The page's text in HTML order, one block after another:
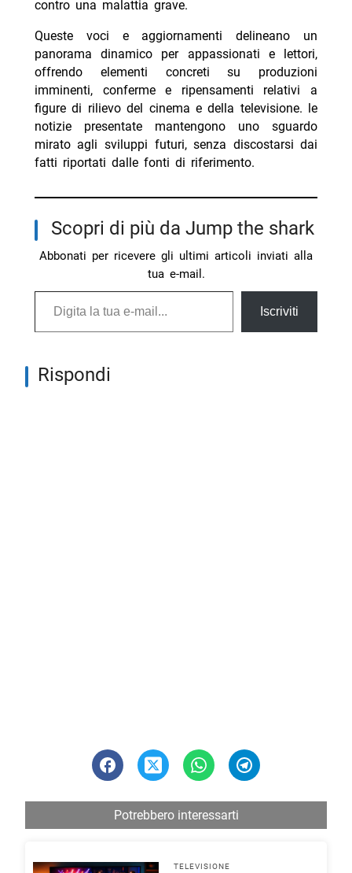
contro una malattia grave.
Queste voci e aggiornamenti delineano un
panorama dinamico per appassionati e lettori,
offrendo elementi concreti su produzioni
imminenti, conferme e ripensamenti relativi a
figure di rilievo del cinema e della televisione. le
notizie presentate mantengono uno sguardo
mirato agli sviluppi futuri, senza discostarsi dai
fatti riportati dalle fonti di riferimento.
Scopri di più da Jump the shark
Abbonati per ricevere gli ultimi articoli inviati alla
tua e-mail.
Digita la tua e-mail...
Iscriviti
Rispondi
Potrebbero interessarti
TELEVISIONE